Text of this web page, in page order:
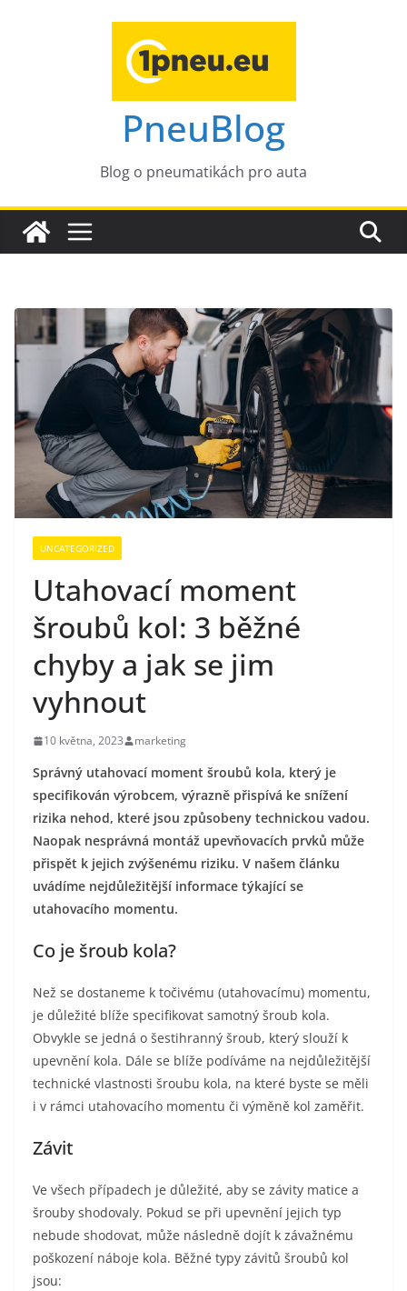
PneuBlog
Blog o pneumatikách pro auta
UNCATEGORIZED
Utahovací moment
šroubů kol: 3 běžné
chyby a jak se jim
vyhnout
10 května, 2023 marketing
Správný utahovací moment šroubů kola, který je
specifikován výrobcem, výrazně přispívá ke snížení
rizika nehod, které jsou způsobeny technickou vadou.
Naopak nesprávná montáž upevňovacích prvků může
přispět k jejich zvýšenému riziku. V našem článku
uvádíme nejdůležitější informace týkající se
utahovacího momentu.
Co je šroub kola?
Než se dostaneme k točivému (utahovacímu) momentu,
je důležité blíže specifikovat samotný šroub kola.
Obvykle se jedná o šestihranný šroub, který slouží k
upevnění kola. Dále se blíže podíváme na nejdůležitější
technické vlastnosti šroubu kola, na které byste se měli
i v rámci utahovacího momentu či výměně kol zaměřit.
Závit
Ve všech případech je důležité, aby se závity matice a
šrouby shodovaly. Pokud se při upevnění jejich typ
nebude shodovat, může následně dojít k závažnému
poškození náboje kola. Běžné typy závitů šroubů kol
jsou: